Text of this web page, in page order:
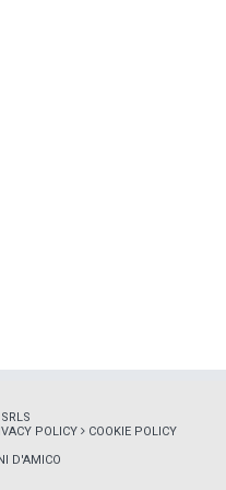
POLICY
COOKIE POLICY
D'AMICO